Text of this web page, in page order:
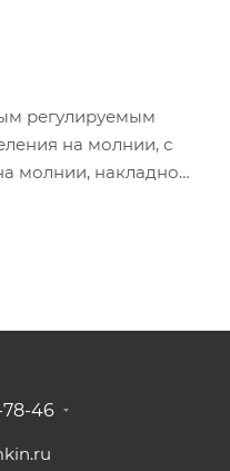
регулируемым
на молнии, с
молнии, накладной
78-46